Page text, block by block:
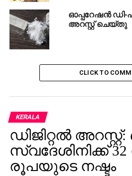
ഓപ്പറേഷന്‍ ഡി-
അറസ്റ്റ് ചെയ്തു
CLICK TO
KERALA
ഡിജിറ്റല്‍
സ്വദേശിനിക്ക്
രൂപയുടെ നഷ്ടം